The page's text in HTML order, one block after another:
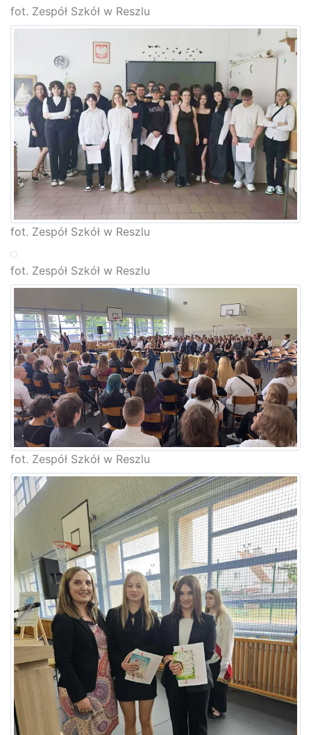
fot. Zespół Szkół w Reszlu
fot. Zespół Szkół w Reszlu
fot. Zespół Szkół w Reszlu
fot. Zespół Szkół w Reszlu